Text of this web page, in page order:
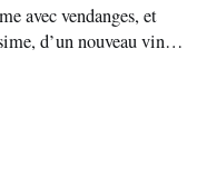
avec vendanges, et
d’un nouveau vin…
tout à fait justifiée,